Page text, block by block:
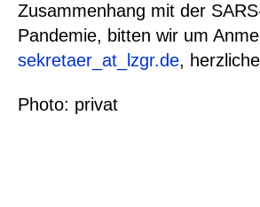
Zusammenhang mit der
Pandemie, bitten wir um
sekretaer _at_ lzgr.de,
Photo: privat